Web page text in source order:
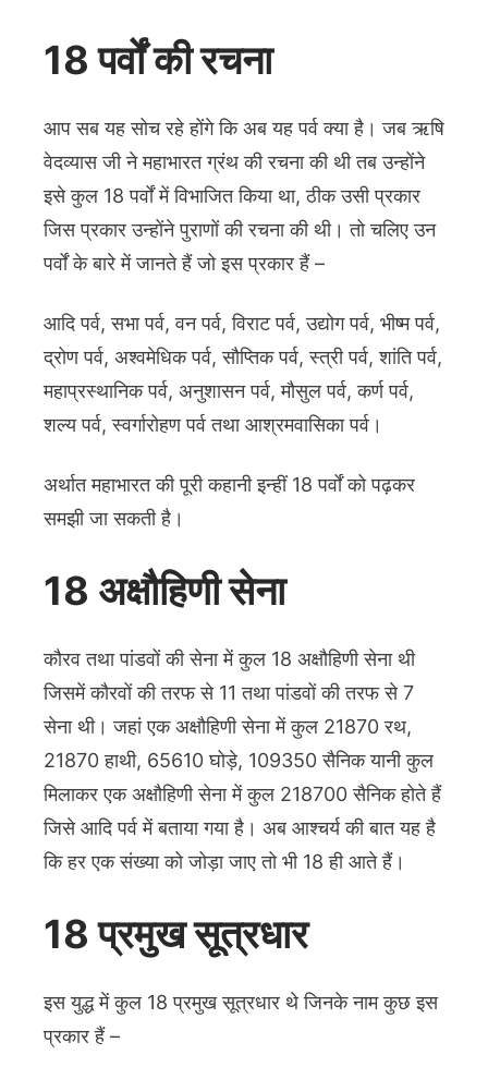
18 पर्वों की रचना
आप सब यह सोच रहे होंगे कि अब यह पर्व क्या है। जब ऋषि
वेदव्यास जी ने महाभारत ग्रंथ की रचना की थी तब उन्होंने
इसे कुल 18 पर्वों में विभाजित किया था, ठीक उसी प्रकार
जिस प्रकार उन्होंने पुराणों की रचना की थी। तो चलिए उन
पर्वों के बारे में जानते हैं जो इस प्रकार हैं –
आदि पर्व, सभा पर्व, वन पर्व, विराट पर्व, उद्योग पर्व, भीष्म पर्व,
द्रोण पर्व, अश्वमेधिक पर्व, सौप्तिक पर्व, स्त्री पर्व, शांति पर्व,
महाप्रस्थानिक पर्व, अनुशासन पर्व, मौसुल पर्व, कर्ण पर्व,
शल्य पर्व, स्वर्गारोहण पर्व तथा आश्रमवासिका पर्व।
अर्थात महाभारत की पूरी कहानी इन्हीं 18 पर्वों को पढ़कर
समझी जा सकती है।
18 अक्षौहिणी सेना
कौरव तथा पांडवों की सेना में कुल 18 अक्षौहिणी सेना थी
जिसमें कौरवों की तरफ से 11 तथा पांडवों की तरफ से 7
सेना थी। जहां एक अक्षौहिणी सेना में कुल 21870 रथ,
21870 हाथी, 65610 घोड़े, 109350 सैनिक यानी कुल
मिलाकर एक अक्षौहिणी सेना में कुल 218700 सैनिक होते हैं
जिसे आदि पर्व में बताया गया है। अब आश्चर्य की बात यह है
कि हर एक संख्या को जोड़ा जाए तो भी 18 ही आते हैं।
18 प्रमुख सूत्रधार
इस युद्ध में कुल 18 प्रमुख सूत्रधार थे जिनके नाम कुछ इस
प्रकार हैं –